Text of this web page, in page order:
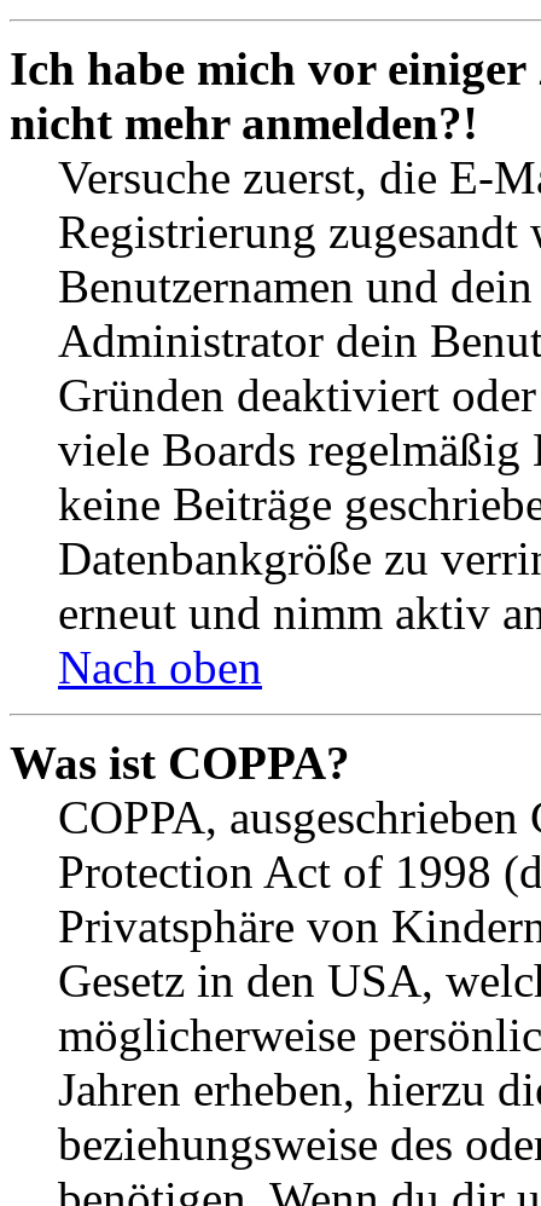
Ich habe mich vor
nicht mehr anmelden?!
Versuche zuerst, die E-
Registrierung
Benutzernamen und
Administrator dein
Gründen deaktiviert
viele Boards
keine Beiträge
Datenbankgröße zu
erneut und nimm aktiv
Nach oben
Was ist COPPA?
COPPA,
Protection Act of 1998
Privatsphäre von
Gesetz in den USA,
möglicherweise
Jahren erheben, hierzu
beziehungsweise des